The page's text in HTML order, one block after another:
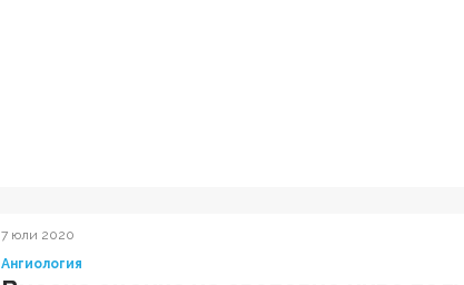
7 юли 2020
Ангиология